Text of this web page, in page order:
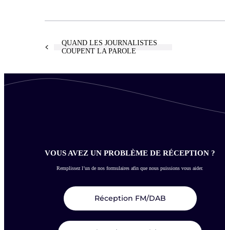
QUAND LES JOURNALISTES
COUPENT LA PAROLE
VOUS AVEZ UN PROBLÈME DE RÉCEPTION ?
Remplissez l’un de nos formulaires afin que nous puissions vous aider.
Réception FM/DAB